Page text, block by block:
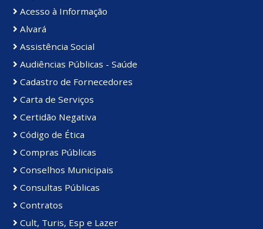
Acesso à Informação
Alvará
Assistência Social
Audiências Públicas - Saúde
Cadastro de Fornecedores
Carta de Serviços
Certidão Negativa
Código de Ética
Compras Públicas
Conselhos Municipais
Consultas Públicas
Contratos
Cult, Turis, Esp e Lazer